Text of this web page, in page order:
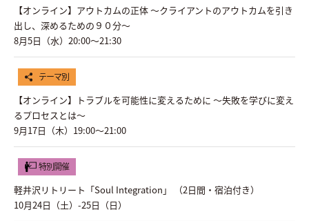
【オンライン】アウトカムの正体 〜クライアントのアウトカムを引き
出し、深めるための９０分〜
8月5日（水）20:00〜21:30
テーマ別
【オンライン】トラブルを可能性に変えるために ～失敗を学びに変え
るプロセスとは～
9月17日（木）19:00〜21:00
特別開催
軽井沢リトリート「Soul Integration」 （2日間・宿泊付き）
10月24日（土）-25日（日）